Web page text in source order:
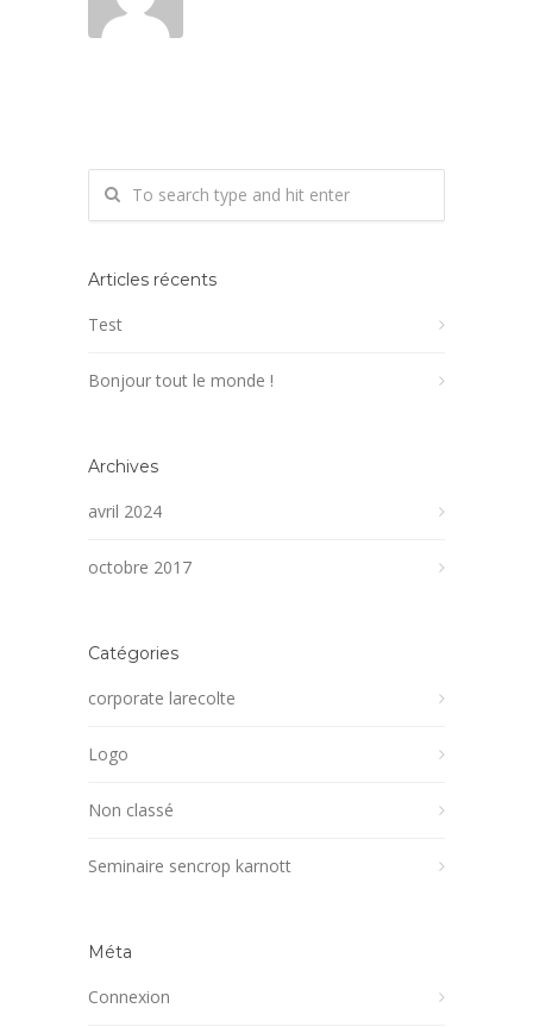
Articles récents
Test
Bonjour tout le monde !
Archives
avril 2024
octobre 2017
Catégories
corporate larecolte
Logo
Non classé
Seminaire sencrop karnott
Méta
Connexion